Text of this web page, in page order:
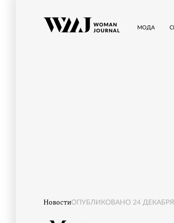
МОДА
НовостиОПУБЛИКОВАНО 24